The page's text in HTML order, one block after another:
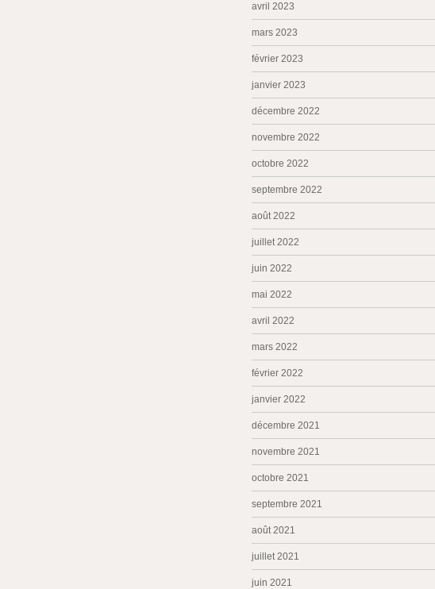
avril 2023
mars 2023
février 2023
janvier 2023
décembre 2022
novembre 2022
octobre 2022
septembre 2022
août 2022
juillet 2022
juin 2022
mai 2022
avril 2022
mars 2022
février 2022
janvier 2022
décembre 2021
novembre 2021
octobre 2021
septembre 2021
août 2021
juillet 2021
juin 2021